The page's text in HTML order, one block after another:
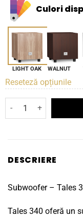
Culori
LIGHT OAK WALNUT
Reseteză opțiunile
Cantitate Subwoofer
DESCRIERE
Subwoofer – Tales
Tales 340 oferă un